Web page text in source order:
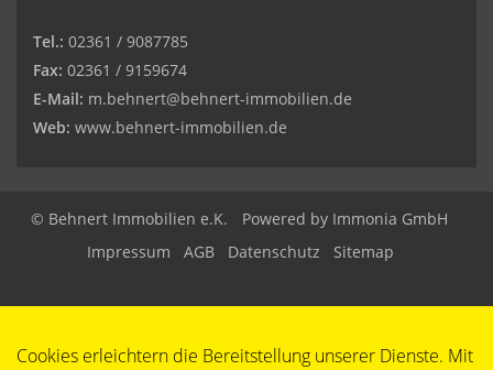
Cookies erleichtern die Bereitstellung unserer Dienste. Mit
Tel.: 02361 / 9087785
Fax: 02361 / 9159674
E-Mail: m.behnert@behnert-immobilien.de
Web: www.behnert-immobilien.de
© Behnert Immobilien e.K. Powered by Immonia GmbH
Impressum
AGB Datenschutz Sitemap